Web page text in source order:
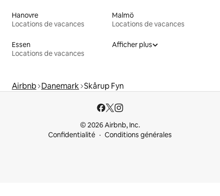
Hanovre
Locations de vacances
Malmö
Locations de vacances
Essen
Locations de vacances
Afficher plus
Airbnb Danemark Skårup Fyn
© 2026 Airbnb, Inc.
Confidentialité
Conditions générales